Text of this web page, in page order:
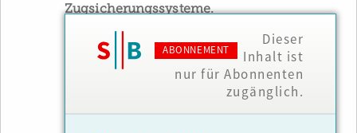
Zugsicherungssysteme.
ABONNEMENT
Dieser
Inhalt ist
nur für Abonnenten
zugänglich.